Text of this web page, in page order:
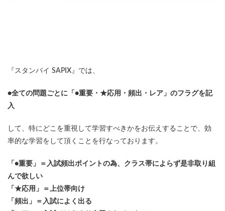
『スタンバイ SAPIX』では、
●全ての問題ごとに「●重要・★応用・頻出・レア」のフラグを記
入
して、特にどこを重視して学習すべきかをお伝えすることで、効
率的な学習をして頂くことを行なっております。
「●重要」＝入試頻出ポイントの為、クラス帯によらず是非取り組
んで欲しい
「★応用」＝上位帯向け
「頻出」＝入試によく出る